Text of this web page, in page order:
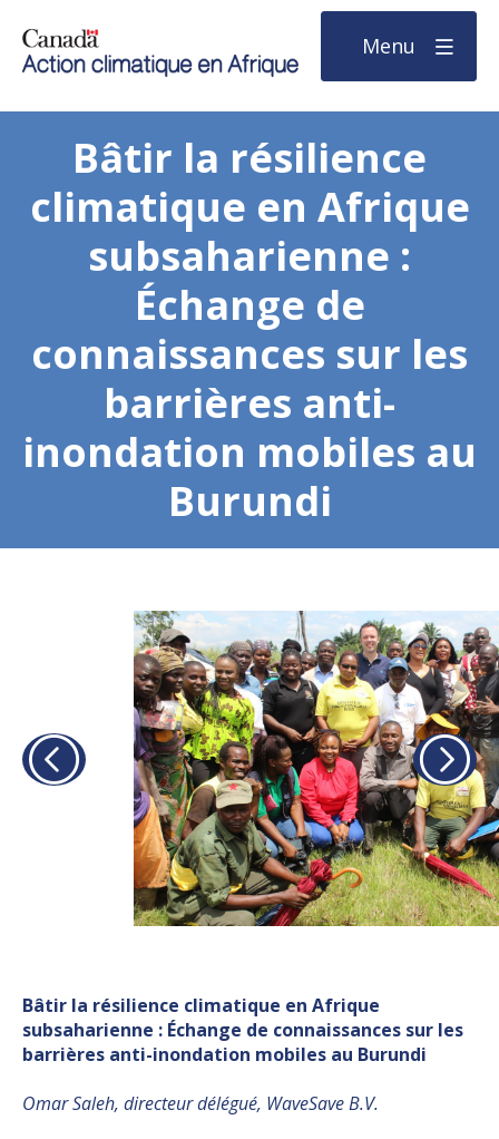
Menu
Bâtir la résilience
climatique en Afrique
subsaharienne :
Échange de
connaissances sur les
barrières anti-
inondation mobiles au
Burundi
Bâtir la résilience climatique en Afrique
subsaharienne : Échange de connaissances sur les
barrières anti-inondation mobiles au Burundi
Omar Saleh, directeur délégué, WaveSave B.V.